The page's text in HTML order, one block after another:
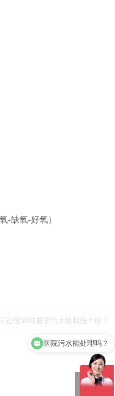
-缺氧-好氧）
医院污水能处理吗？